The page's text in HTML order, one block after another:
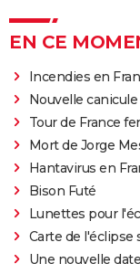
EN CE
Incendies en
Nouvelle canicule
Tour de France
Mort de Jorge
Hantavirus en
Bison Futé
Lunettes pour
Carte de l'éclipse
Une nouvelle